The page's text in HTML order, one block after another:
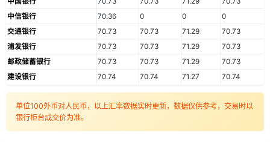
中信银行
70.36 0 0
0
交通银行
70.73 70.73 71.29
70.73
浦发银行
70.73 70.73 71.29
70.73
邮政储蓄银行
70.73 70.73 71.29
70.73
建设银行
70.74 70.74 71.27 70.74
单位100外币对人民币，以上汇率数据实时更新，数据仅供参考，交易时以
银行柜台成交价为准。